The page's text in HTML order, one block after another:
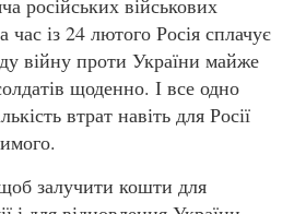
російських військових
час із 24 лютого Росія сплачує
війну проти України майже
щоденно. І все одно
втрат навіть для Росії
залучити кошти для